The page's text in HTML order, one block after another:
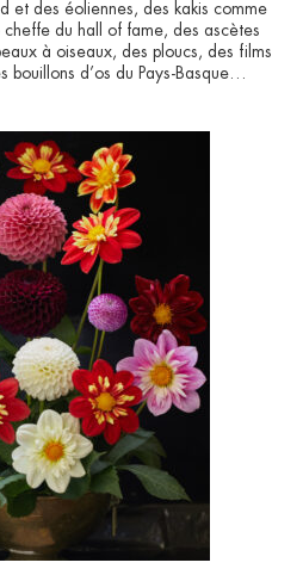
et des éoliennes, des kakis comme
du hall of fame, des ascètes
à oiseaux, des ploucs, des films
bouillons d’os du Pays-Basque…